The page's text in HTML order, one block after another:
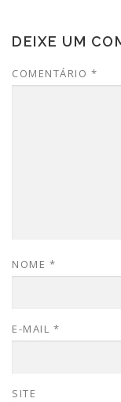
DEIXE UM
COMENTÁRIO *
NOME *
E-MAIL *
SITE